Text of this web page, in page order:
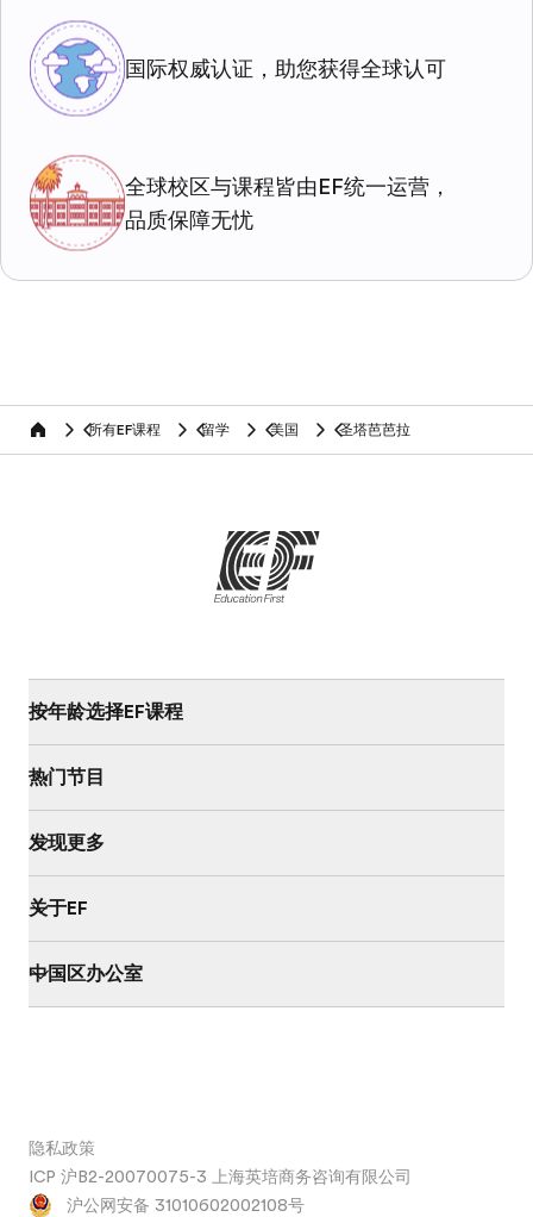
国际权威认证，助您获得全球认可
全球校区与课程皆由EF统一运营，
品质保障无忧
home 所有EF课程 留学 美国 圣塔芭芭拉
按年龄选择EF课程
热门节目
发现更多
关于EF
中国区办公室
隐私政策
ICP 沪B2-20070075-3 上海英培商务咨询有限公司
沪公网安备 31010602002108号